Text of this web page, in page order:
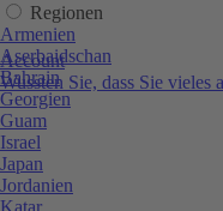
Account
Wussten Sie, dass Sie vieles
Regionen
Armenien
Aserbaidschan
Bahrain
Georgien
Guam
Israel
Japan
Jordanien
Katar